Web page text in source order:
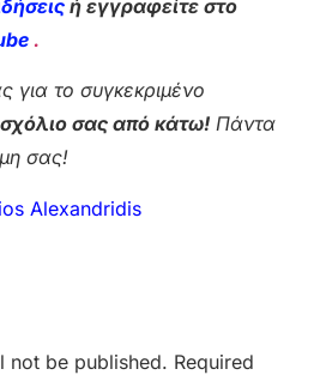
ή εγγραφείτε στο
.
για το συγκεκριμένο
σας από κάτω! Πάντα
σας!
Alexandridis
not be published. Required